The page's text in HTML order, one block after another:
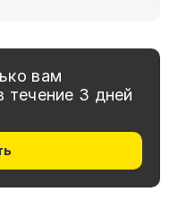
вам
течение 3 дней